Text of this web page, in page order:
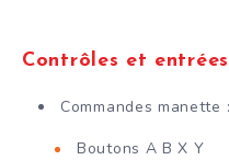
Contrôles et
Commandes manette :
Boutons A B X Y